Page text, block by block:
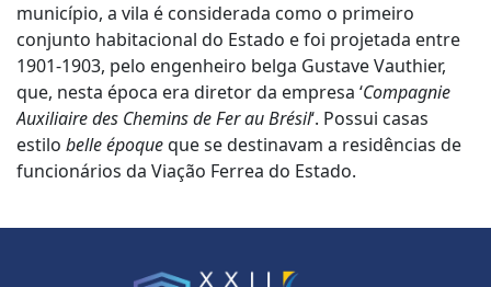
município, a vila é considerada como o primeiro
conjunto habitacional do Estado e foi projetada entre
1901-1903, pelo engenheiro belga Gustave Vauthier,
que, nesta época era diretor da empresa ‘Compagnie
Auxiliaire des Chemins de Fer au Brésil‘. Possui casas
estilo belle époqueque se destinavam a residências de
funcionários da Viação Ferrea do Estado.